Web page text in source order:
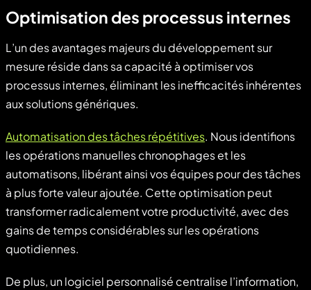
Optimisation des processus internes
L’un des avantages majeurs du développement sur
mesure réside dans sa capacité à optimiser vos
processus internes, éliminant les inefficacités inhérentes
aux solutions génériques.
Automatisation des tâches répétitives. Nous identifions
les opérations manuelles chronophages et les
automatisons, libérant ainsi vos équipes pour des tâches
à plus forte valeur ajoutée. Cette optimisation peut
transformer radicalement votre productivité, avec des
gains de temps considérables sur les opérations
quotidiennes.
De plus, un logiciel personnalisé centralise l’information,